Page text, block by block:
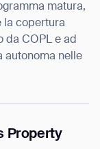
matura,
la copertura
da COPL e ad
autonoma nelle
Property